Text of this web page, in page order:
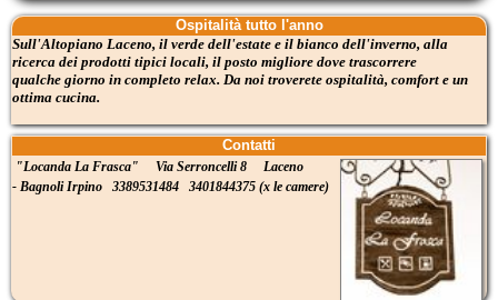
Ospitalità tutto l'anno
Sull'Altopiano Laceno, il verde dell'estate e il bianco dell'inverno, alla
ricerca dei prodotti tipici locali, il posto migliore dove trascorrere
qualche giorno in completo relax. Da noi troverete ospitalità, comfort e un
ottima cucina.
Contatti
"Locanda La Frasca" Via Serroncelli 8 Laceno
- Bagnoli Irpino 3389531484 3401844375 (x le camere)